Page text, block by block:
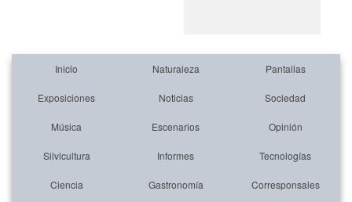
Inicio Naturaleza Pantallas
Exposiciones Noticias Sociedad
Música Escenarios Opinión
Silvicultura Informes Tecnologías
Ciencia Gastronomía Corresponsales